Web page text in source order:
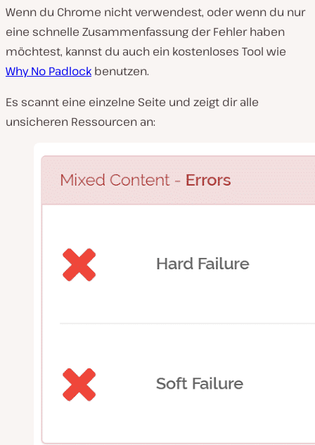
Wenn du Chrome nicht verwendest, oder wenn du nur
eine schnelle Zusammenfassung der Fehler haben
möchtest, kannst du auch ein kostenloses Tool wie
Why No Padlock benutzen.
Es scannt eine einzelne Seite und zeigt dir alle
unsicheren Ressourcen an: